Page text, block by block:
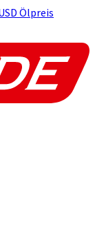
Ölpreis